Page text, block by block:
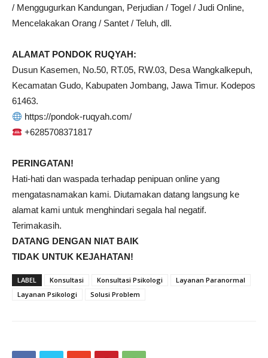
/ Menggugurkan Kandungan, Perjudian / Togel / Judi Online,
Mencelakakan Orang / Santet / Teluh, dll.
ALAMAT PONDOK RUQYAH:
Dusun Kasemen, No.50, RT.05, RW.03, Desa Wangkalkepuh,
Kecamatan Gudo, Kabupaten Jombang, Jawa Timur. Kodepos
61463.
https://pondok-ruqyah.com/
+6285708371817
PERINGATAN!
Hati-hati dan waspada terhadap penipuan online yang
mengatasnamakan kami. Diutamakan datang langsung ke
alamat kami untuk menghindari segala hal negatif.
Terimakasih.
DATANG DENGAN NIAT BAIK
TIDAK UNTUK KEJAHATAN!
LABEL Konsultasi Konsultasi Psikologi
Layanan Paranormal
Layanan Psikologi
Solusi Problem